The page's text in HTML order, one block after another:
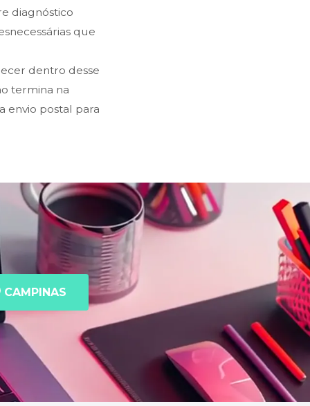
diagnóstico
que
dentro desse
termina na
envio postal para
CAMPINAS